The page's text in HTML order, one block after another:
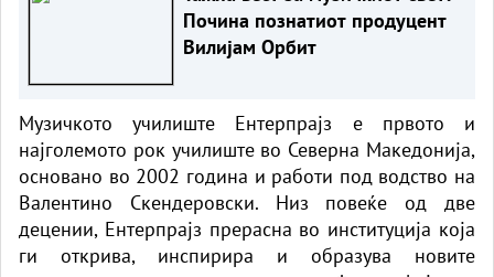
Почина познатиот продуцент
Вилијам Орбит
Музичкото училиште Ентерпрајз е првото и
најголемото рок училиште во Северна Македонија,
основано во 2002 година и работи под водство на
Валентино Скендеровски. Низ повеќе од две
децении, Ентерпрајз прерасна во институција која
ги открива, инспирира и образува новите